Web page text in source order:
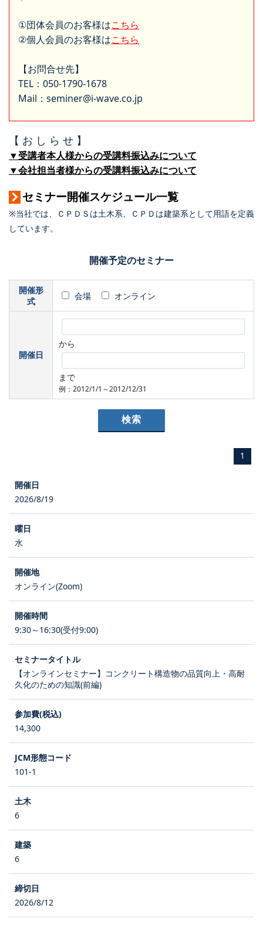
①団体会員のお客様はこちら
②個人会員のお客様はこちら
【お問合せ先】
TEL：050-1790-1678
Mail：seminer@i-wave.co.jp
【 お し ら せ 】
▼受講者本人様からの受講料振込みについて
▼会社担当者様からの受講料振込みについて
セミナー開催スケジュール一覧
※当社では、ＣＰＤＳは土木系、ＣＰＤは建築系として用語を定義
しています。
開催予定のセミナー
開催形
式
会場 オンライン
開催日
から
まで
例：2012/1/1～2012/12/31
1
2026/8/19
水
オンライン(Zoom)
9:30～16:30(受付9:00)
【オンラインセミナー】コンクリート構造物の品質向上・高耐
久化のための知識(前編)
14,300
101-1
6
6
2026/8/12